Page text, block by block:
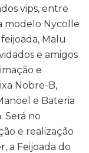
vips, entre
modelo Nycolle
Malu
e amigos
e
Nobre-B,
e Bateria
Será no
e realização
a Feijoada do